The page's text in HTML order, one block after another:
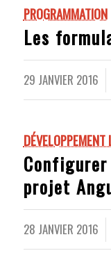
PROGRAMMATION
Les
29 JANVIER 2016
DÉVELOPPEMENT
projet
28 JANVIER 2016